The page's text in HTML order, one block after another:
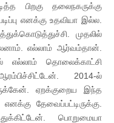
பிறகு தலைநகருக்கு
எனக்கு உதவியா இல்ல.
முதலில்
எல்லாம் ஆர்வம்தான்.
எல்லாம் தொலைக்காட்சி
2014-ல்
ஏறக்குறைய இந்த
தேவைப்பட்டிருக்கு.
பொறுமையா